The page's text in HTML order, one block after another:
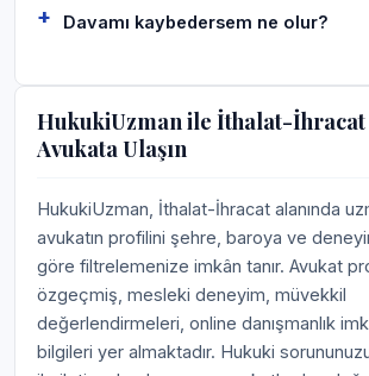
Davamı kaybedersem ne olur?
HukukiUzman ile İthalat-İhracat
Avukata Ulaşın
HukukiUzman, İthalat-İhracat alanında
avukatın profilini şehre, baroya ve
göre filtrelemenize imkân tanır. Avukat
özgeçmiş, mesleki deneyim, müvekkil
değerlendirmeleri, online danışmanlık
bilgileri yer almaktadır. Hukuki